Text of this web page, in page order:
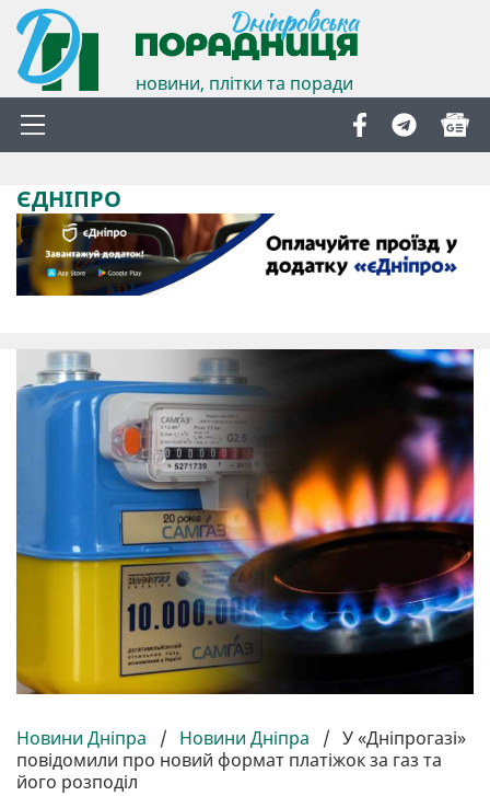
новини, плітки та поради
ЄДНІПРО
Новини Дніпра / Новини Дніпра / У «Дніпрогазі»
повідомили про новий формат платіжок за газ та
його розподіл